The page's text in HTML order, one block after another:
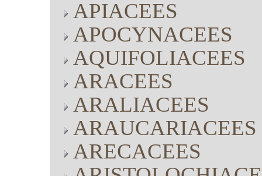
APIACEES
APOCYNACEES
AQUIFOLIACEES
ARACEES
ARALIACEES
ARAUCARIACEES
ARECACEES